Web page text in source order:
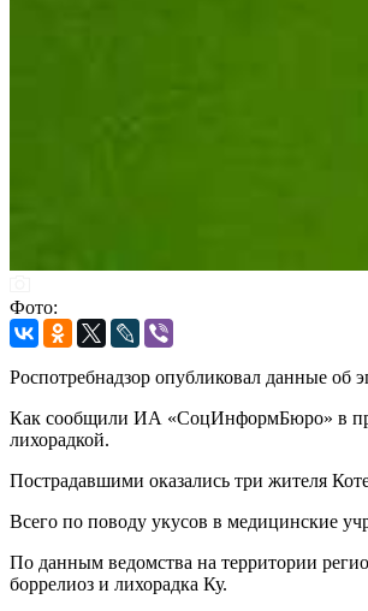
Фото:
Роспотребнадзор опубликовал данные
Как сообщили ИА «СоцИнформБюро» в
лихорадкой.
Пострадавшими оказались три жителя
Всего по поводу укусов в медицинские
По данным ведомства на территории
боррелиоз и лихорадка Ку.